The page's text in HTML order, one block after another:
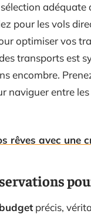
pour les vols
optimiser vos
transports est
encombre.
naviguer entre
rêves avec une
budgetprécis,